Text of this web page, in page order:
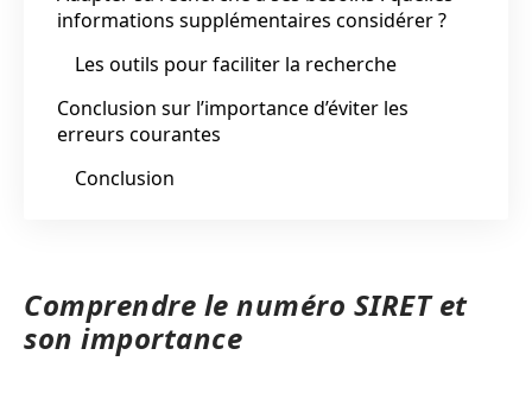
informations supplémentaires considérer ?
Les outils pour faciliter la recherche
Conclusion sur l’importance d’éviter les
erreurs courantes
Conclusion
Comprendre le numéro SIRET et
son importance